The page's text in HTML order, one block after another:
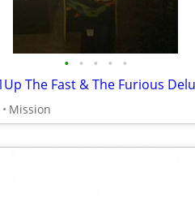
• • • • •
Mission